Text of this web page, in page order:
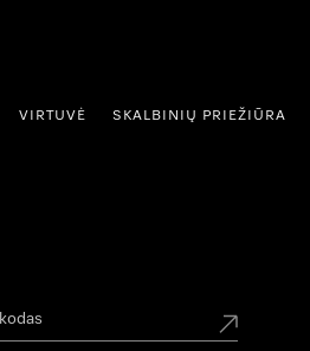
VIRTUVĖ SKALBINIŲ PRIEŽIŪRA